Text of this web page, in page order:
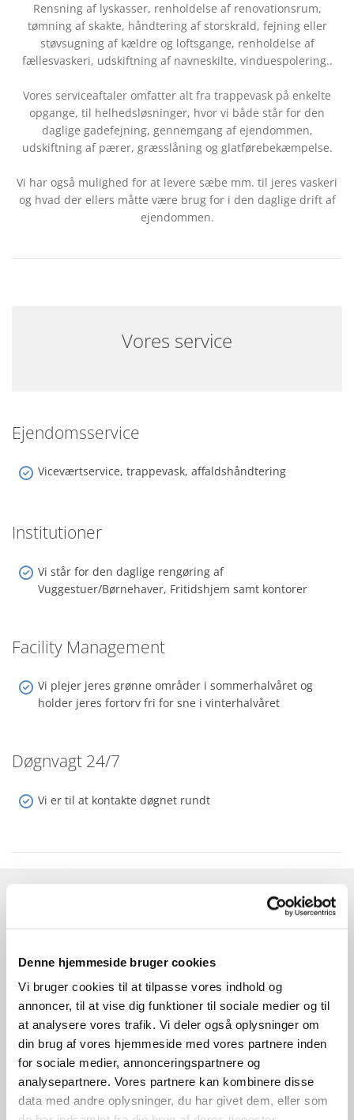
Denne hjemmeside bruger cookies
Vi bruger cookies til at tilpasse vores indhold og
annoncer, til at vise dig funktioner til sociale medier og til
at analysere vores trafik. Vi deler også oplysninger om
din brug af vores hjemmeside med vores partnere inden
for sociale medier, annonceringspartnere og
analysepartnere. Vores partnere kan kombinere disse
data med andre oplysninger, du har givet dem, eller som
Rensning af lyskasser, renholdelse af renovationsrum,
tømning af skakte, håndtering af storskrald, fejning eller
støvsugning af kældre og loftsgange, renholdelse af
fællesvaskeri, udskiftning af navneskilte, vinduespolering..
Vores serviceaftaler omfatter alt fra trappevask på enkelte
opgange, til helhedsløsninger, hvor vi både står for den
daglige gadefejning, gennemgang af ejendommen,
udskiftning af pærer, græsslåning og glatførebekæmpelse.
Vi har også mulighed for at levere sæbe mm. til jeres vaskeri
og hvad der ellers måtte være brug for i den daglige drift af
ejendommen.
Vores service
Ejendomsservice
Viceværtservice, trappevask, affaldshåndtering
Institutioner
Vi står for den daglige rengøring af
Vuggestuer/Børnehaver, Fritidshjem samt kontorer
Facility Management
Vi plejer jeres grønne områder i sommerhalvåret og
holder jeres fortorv fri for sne i vinterhalvåret
Døgnvagt 24/7
Vi er til at kontakte døgnet rundt